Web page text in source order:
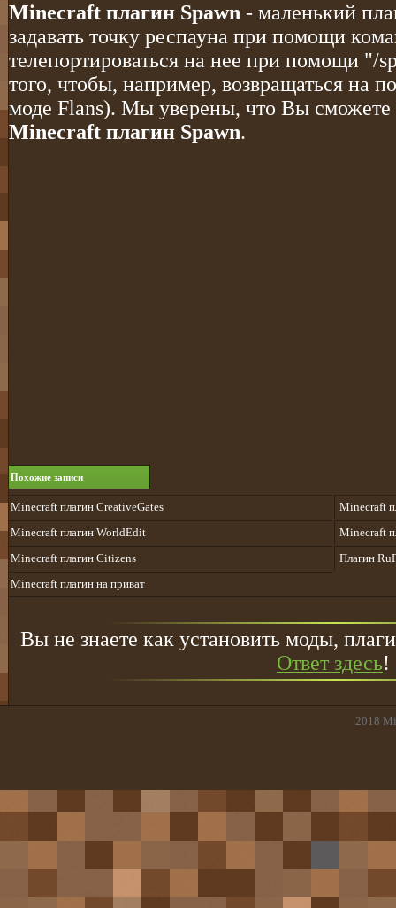
Minecraft плагин Spawn - маленький
задавать точку респауна при помощи
телепортироваться на нее при помощи "/
того, чтобы, например, возвращаться на
моде Flans). Мы уверены, что Вы
Minecraft плагин Spawn.
Похожие записи
Minecraft плагин CreativeGates
Minecraft
Minecraft плагин WorldEdit
Minecraft
Minecraft плагин Citizens
Плагин
Minecraft плагин на приват
Вы не знаете как установить моды,
Ответ здесь!
2018